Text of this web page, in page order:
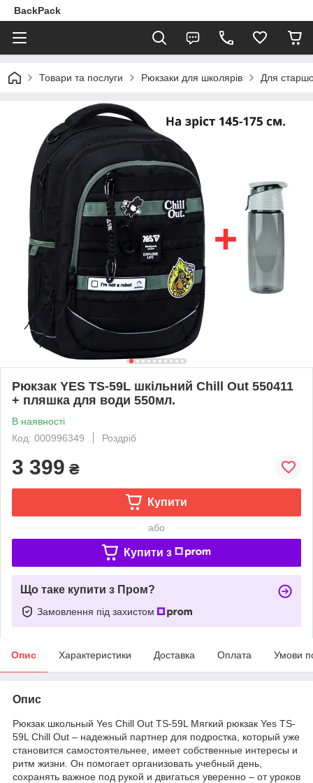
BackPack
Товари та послуги Рюкзаки для школярів Для
Рюкзак YES TS-59L шкільний Chill Out 550411
+ пляшка для води 550мл.
В наявності
Код: 000996349
Роздріб
3 399 ₴
Купити
або
Купити з
Що таке купити з Пром?
Замовлення під захистом
Опис Характеристики Доставка Оплата Умови
Опис
Рюкзак школьный Yes Chill Out TS-59L Мягкий рюкзак Yes TS-
59L Chill Out – надежный партнер для подростка, который уже
становится самостоятельнее, имеет собственные интересы и
ритм жизни. Он помогает организовать учебный день,
сохранять важное под рукой и двигаться уверенно – от уроков